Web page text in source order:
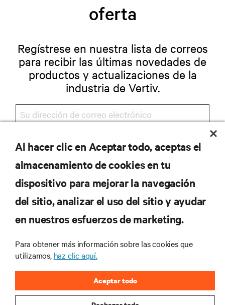
oferta
Regístrese en nuestra lista de correos
para recibir las últimas novedades de
productos y actualizaciones de la
industria de Vertiv.
REGISTRARSE
RECURSOS
CORPORATIVO
Al hacer clic en Aceptar todo, aceptas el
almacenamiento de cookies en tu
dispositivo para mejorar la navegación
del sitio, analizar el uso del sitio y ayudar
en nuestros esfuerzos de marketing.
Para obtener más información sobre las cookies que
utilizamos, haz clic aquí.
Aceptar todo